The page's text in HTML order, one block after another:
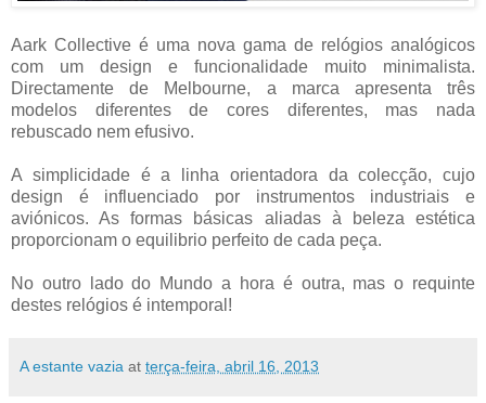
Aark Collective é uma nova gama de relógios analógicos
com um design e funcionalidade muito minimalista.
Directamente de Melbourne, a marca apresenta três
modelos diferentes de cores diferentes, mas nada
rebuscado nem efusivo.
A simplicidade é a linha orientadora da colecção, cujo
design é influenciado por instrumentos industriais e
aviónicos. As formas básicas aliadas à beleza estética
proporcionam o equilibrio perfeito de cada peça.
No outro lado do Mundo a hora é outra, mas o requinte
destes relógios é intemporal!
A estante vazia at terça-feira, abril 16, 2013